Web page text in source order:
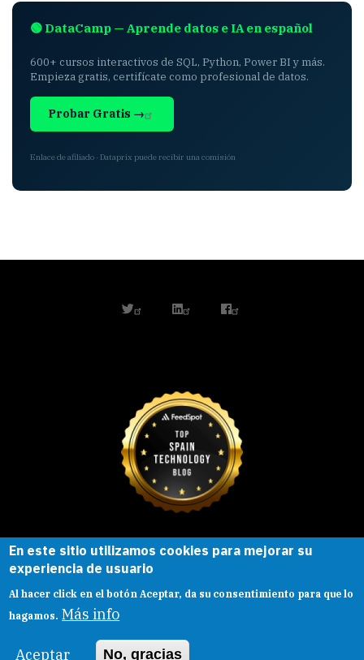
🟢 DataCamp — Aprende datos e IA en español
600+ cursos interactivos de SQL, Python, Power BI y más.
Empieza gratis, certifícate como profesional de datos.
Probar Gratis →
Enlace de afiliado · Dataprix puede recibir una comisión
twitterlinkedinfacebook
Esta obra está bajo una
Creative Commons
Reconocimiento-
CompartirIgual |
En este sitio utilizamos cookies para mejorar su
experiencia de usuario
Al hacer click en el botón Aceptar, da su consentimiento para que lo
hagamos. Más info
Aceptar No, gracias